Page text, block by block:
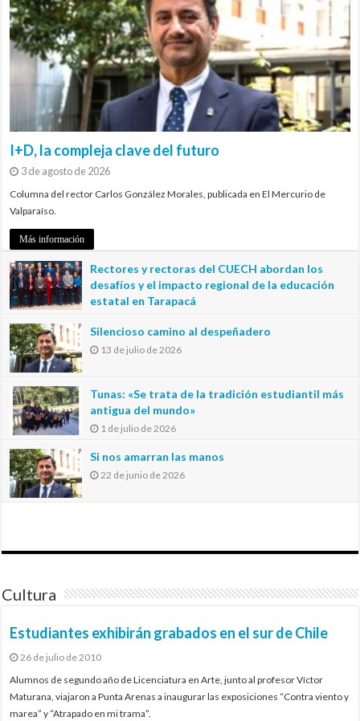
I+D, la compleja clave del futuro
3 de agosto de 2026
Columna del rector Carlos González Morales, publicada en El Mercurio de
Valparaíso.
Más información
Rectores y rectoras del CUECH abordan los
desafíos y el impacto regional de la educación
estatal en Tarapacá
Silencioso camino al despeñadero
13 de julio de 2026
Tunas: «Se trata de la tradición estudiantil más
antigua del mundo»
1 de julio de 2026
Si nos amarran las manos
22 de junio de 2026
Cultura
Estudiantes exhibirán grabados en el sur de Chile
26 de julio de 2010
Alumnos de segundo año de Licenciatura en Arte, junto al profesor Víctor
Maturana, viajaron a Punta Arenas a inaugurar las exposiciones “Contra viento y
marea” y “Atrapado en mi trama”.